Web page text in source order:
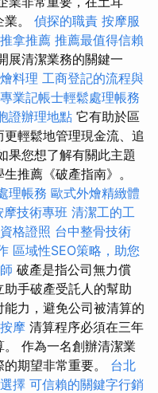
。 偵探的職責 按摩服
拿推薦 推薦最值得信賴
展清潔業務的關鍵一
料理 工商登記的流程與
業記帳士輕鬆處理帳務
證辦理地點 它有助於區
輕鬆地管理現金流、追
果您想了解有關此主題
推薦《破產指南》。
理帳務 歐式外燴精緻體
摩技術專班 清潔工的工
格證照 台中整骨技術
區域性SEO策略，助您
破產是指公司無力償
手破產受託人的幫助
力，避免公司被清算的
摩 清算程序必須在三年
作為一名創辦清潔業
期望非常重要。 台北
擇 可信賴的關鍵字行銷